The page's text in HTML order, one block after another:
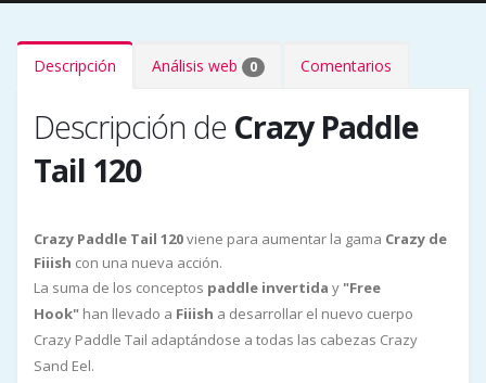
Descripción Análisis web 0 Comentarios
Descripción de Crazy Paddle
Tail 120
Crazy Paddle Tail 120viene para aumentar la gama Crazy de
Fiiish con una nueva acción.
La suma de los conceptos paddle invertida y "Free
Hook" han llevado a Fiiish a desarrollar el nuevo cuerpo
Crazy Paddle Tail adaptándose a todas las cabezas Crazy
Sand Eel.